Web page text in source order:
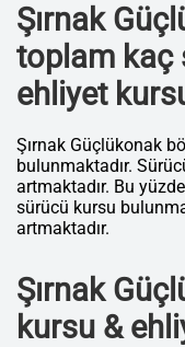
Şırnak
toplam kaç
ehliyet
Şırnak Güçlükonak
bulunmaktadır.
artmaktadır. Bu
sürücü kursu
artmaktadır.
Şırnak
kursu &